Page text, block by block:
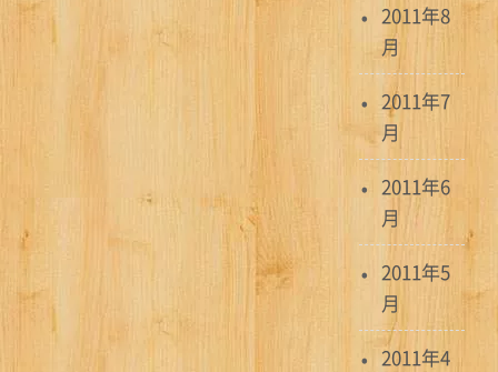
2011年8
月
2011年7
月
2011年6
月
2011年5
月
2011年4